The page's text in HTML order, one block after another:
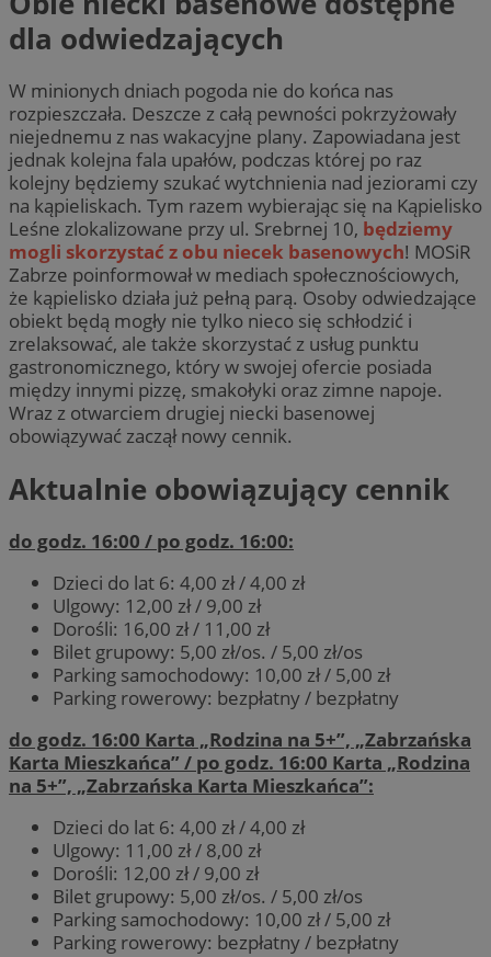
dla odwiedzających
W minionych dniach pogoda nie do końca nas
rozpieszczała. Deszcze z całą pewności pokrzyżowały
niejednemu z nas wakacyjne plany. Zapowiadana jest
jednak kolejna fala upałów, podczas której po raz
kolejny będziemy szukać wytchnienia nad jeziorami czy
na kąpieliskach. Tym razem wybierając się na Kąpielisko
Leśne zlokalizowane przy ul. Srebrnej 10, będziemy
mogli skorzystać z obu niecek basenowych! MOSiR
Zabrze poinformował w mediach społecznościowych,
że kąpielisko działa już pełną parą. Osoby odwiedzające
obiekt będą mogły nie tylko nieco się schłodzić i
zrelaksować, ale także skorzystać z usług punktu
gastronomicznego, który w swojej ofercie posiada
między innymi pizzę, smakołyki oraz zimne napoje.
Wraz z otwarciem drugiej niecki basenowej
obowiązywać zaczął nowy cennik.
Aktualnie obowiązujący cennik
do godz. 16:00 / po godz. 16:00:
Dzieci do lat 6: 4,00 zł / 4,00 zł
Ulgowy: 12,00 zł / 9,00 zł
Dorośli: 16,00 zł / 11,00 zł
Bilet grupowy: 5,00 zł/os. / 5,00 zł/os
Parking samochodowy: 10,00 zł / 5,00 zł
Parking rowerowy: bezpłatny / bezpłatny
do godz. 16:00 Karta „Rodzina na 5+”, „Zabrzańska
Karta Mieszkańca” / po godz. 16:00 Karta „Rodzina
na 5+”, „Zabrzańska Karta Mieszkańca”:
Dzieci do lat 6: 4,00 zł / 4,00 zł
Ulgowy: 11,00 zł / 8,00 zł
Dorośli: 12,00 zł / 9,00 zł
Bilet grupowy: 5,00 zł/os. / 5,00 zł/os
Parking samochodowy: 10,00 zł / 5,00 zł
Parking rowerowy: bezpłatny / bezpłatny